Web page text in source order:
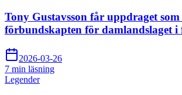
Tony Gustavsson får uppdraget som
förbundskapten för damlandslaget i
2026-03-26
7 min läsning
Legender